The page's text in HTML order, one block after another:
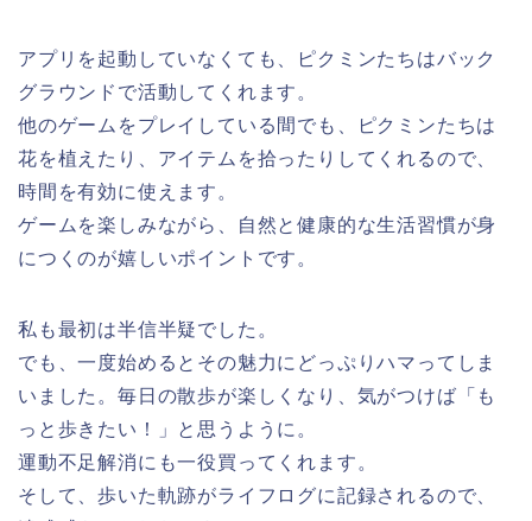
アプリを起動していなくても、ピクミンたちはバック
グラウンドで活動してくれます。
他のゲームをプレイしている間でも、ピクミンたちは
花を植えたり、アイテムを拾ったりしてくれるので、
時間を有効に使えます。
ゲームを楽しみながら、自然と健康的な生活習慣が身
につくのが嬉しいポイントです。
私も最初は半信半疑でした。
でも、一度始めるとその魅力にどっぷりハマってしま
いました。毎日の散歩が楽しくなり、気がつけば「も
っと歩きたい！」と思うように。
運動不足解消にも一役買ってくれます。
そして、歩いた軌跡がライフログに記録されるので、